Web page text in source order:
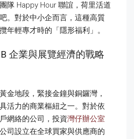
隊 Happy Hour 聯誼，荷里活道
。對於中小企而言，這種高質
年輕專才時的「隱形福利」。
企業與展覽經濟的戰略
金地段，緊接金鐘與銅鑼灣，
活力的商業樞紐之一。對於依
網絡的公司，投資灣仔辦公室
司設立在全球買家與供應商的